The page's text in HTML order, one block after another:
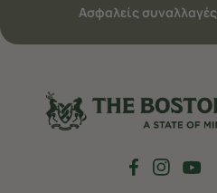
Ασφαλείς συναλλαγές